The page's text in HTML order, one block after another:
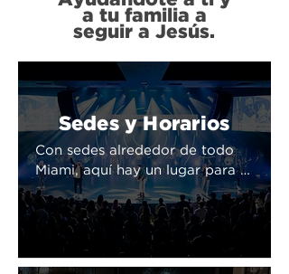
a tu familia a
seguir a Jesús.
Sedes y Horarios
Con sedes alrededor de todo
Miami, aquí hay un lugar para ti.
¡Nos gustaría verte este fin de
semana!